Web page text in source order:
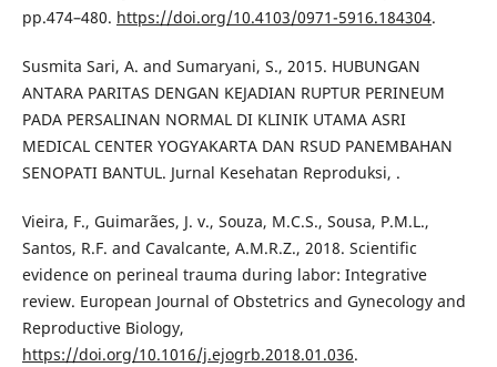
pp.474–480. https://doi.org/10.4103/0971-5916.184304.
Susmita Sari, A. and Sumaryani, S., 2015. HUBUNGAN
ANTARA PARITAS DENGAN KEJADIAN RUPTUR PERINEUM
PADA PERSALINAN NORMAL DI KLINIK UTAMA ASRI
MEDICAL CENTER YOGYAKARTA DAN RSUD PANEMBAHAN
SENOPATI BANTUL. Jurnal Kesehatan Reproduksi, .
Vieira, F., Guimarães, J. v., Souza, M.C.S., Sousa, P.M.L.,
Santos, R.F. and Cavalcante, A.M.R.Z., 2018. Scientific
evidence on perineal trauma during labor: Integrative
review. European Journal of Obstetrics and Gynecology and
Reproductive Biology,
https://doi.org/10.1016/j.ejogrb.2018.01.036.